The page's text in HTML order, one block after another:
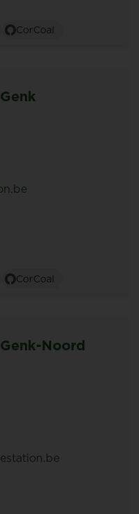
CorCoal
CorCoal
Noord